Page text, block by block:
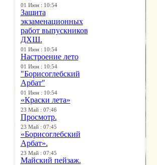
01 Июн : 10:54
Защита
экзаменационных
работ выпускников
ДХШ.
01 Июн : 10:54
Настроение лето
01 Июн : 10:54
"Борисоглебский
Арбат"
01 Июн : 10:54
«Краски лета»
23 Май : 07:46
Просмотр.
23 Май : 07:45
«Борисоглебский
Арбат».
23 Май : 07:45
Майский пейзаж.